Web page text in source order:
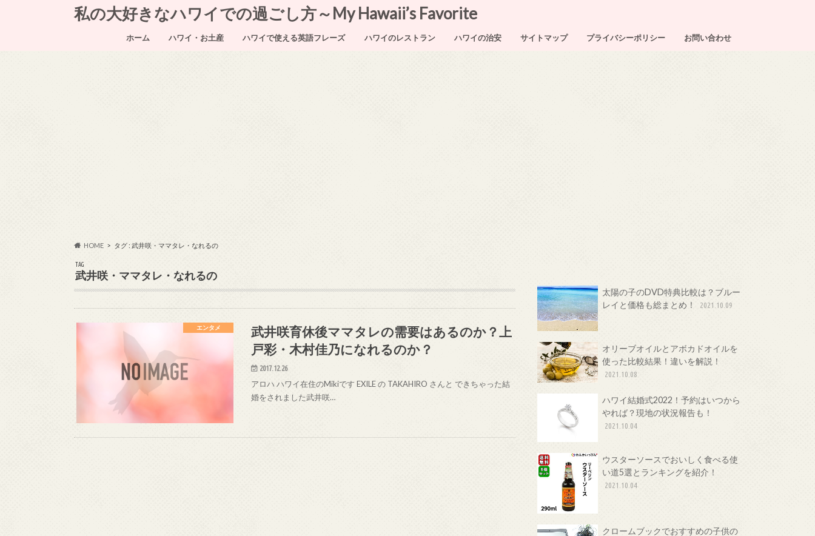
私の大好きなハワイでの過ごし方～My Hawaii’s Favorite
ホーム ハワイ・お土産 ハワイで使える英語フレーズ ハワイのレストラン ハワイの治安 サイトマップ プライバシーポリシー お問い合わせ
HOME タグ : 武井咲・ママタレ・なれるの
TAG
武井咲・ママタレ・なれるの
エンタメ
武井咲育休後ママタレの需要はあるのか？上
戸彩・木村佳乃になれるのか？
2017.12.26
アロハ ハワイ在住のMikiです EXILE の TAKAHIRO さんと できちゃった結
婚をされました武井咲…
太陽の子のDVD特典比較は？ブルー
レイと価格も総まとめ！
2021.10.09
オリーブオイルとアボカドオイルを
使った比較結果！違いを解説！
2021.10.08
ハワイ結婚式2022！予約はいつから
やれば？現地の状況報告も！
2021.10.04
ウスターソースでおいしく食べる使
い道5選とランキングを紹介！
2021.10.04
クロームブックでおすすめの子供の